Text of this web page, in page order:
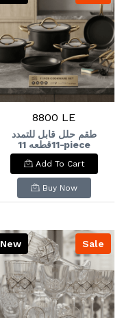
8800 LE
طقم حلل قابل للتمدد
11قطعه 11-piece
expandable
cookware set
Add To Cart
Buy Now
Sale
New